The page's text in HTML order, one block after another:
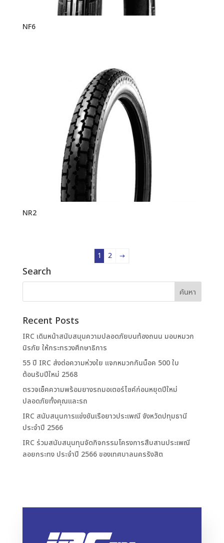
NF6
NR2
1 2 →
Search
Recent Posts
IRC เดินหน้าสนับสนุนความปลอดภัยบนท้องถนน มอบหมวก
นิรภัย ให้กระทรวงศึกษาธิการ
55 ปี IRC ส่งต่อความห่วงใย แจกหมวกกันน็อค 500 ใบ
ต้อนรับปีใหม่ 2568
ตรวจเช็คความพร้อมยางรถมอเตอร์ไซค์ก่อนหยุดปีใหม่
ปลอดภัยทั้งคุณและรถ
IRC สนับสนุนการแข่งขันเรือยาวประเพณี จังหวัดปทุมธานี
ประจำปี 2566
IRC ร่วมสนับสนุนทุนจัดกิจกรรมโครงการสืบสานประเพณี
ลอยกระทง ประจำปี 2566 ของเทศบาลนครรังสิต